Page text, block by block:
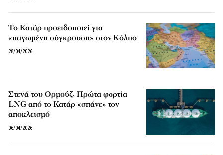
Το Κατάρ προειδοποιεί για
«παγωμένη σύγκρουση» στον Κόλπο
28/04/2026
Στενά του Ορμούζ: Πρώτα φορτία
LNG από το Κατάρ «σπάνε» τον
αποκλεισμό
06/04/2026